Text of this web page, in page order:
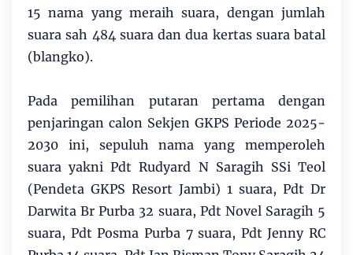
15 nama yang meraih suara, dengan jumlah
suara sah 484 suara dan dua kertas suara batal
(blangko).
Pada pemilihan putaran pertama dengan
penjaringan calon Sekjen GKPS Periode 2025-
2030 ini, sepuluh nama yang memperoleh
suara yakni Pdt Rudyard N Saragih SSi Teol
(Pendeta GKPS Resort Jambi) 1 suara, Pdt Dr
Darwita Br Purba 32 suara, Pdt Novel Saragih 5
suara, Pdt Posma Purba 7 suara, Pdt Jenny RC